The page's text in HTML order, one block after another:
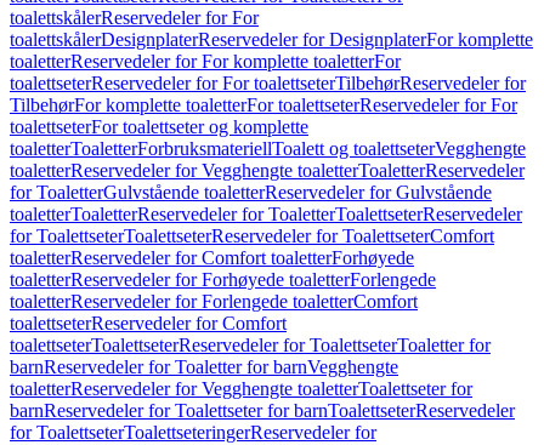
toalettskålerReservedeler for For
toalettskålerDesignplaterReservedeler for DesignplaterFor komplette
toaletterReservedeler for For komplette toaletterFor
toalettseterReservedeler for For toalettseterTilbehørReservedeler for
TilbehørFor komplette toaletterFor toalettseterReservedeler for For
toalettseterFor toalettseter og komplette
toaletterToaletterForbruksmateriellToalett og toalettseterVegghengte
toaletterReservedeler for Vegghengte toaletterToaletterReservedeler
for ToaletterGulvstående toaletterReservedeler for Gulvstående
toaletterToaletterReservedeler for ToaletterToalettseterReservedeler
for ToalettseterToalettseterReservedeler for ToalettseterComfort
toaletterReservedeler for Comfort toaletterForhøyede
toaletterReservedeler for Forhøyede toaletterForlengede
toaletterReservedeler for Forlengede toaletterComfort
toalettseterReservedeler for Comfort
toalettseterToalettseterReservedeler for ToalettseterToaletter for
barnReservedeler for Toaletter for barnVegghengte
toaletterReservedeler for Vegghengte toaletterToalettseter for
barnReservedeler for Toalettseter for barnToalettseterReservedeler
for ToalettseterToalettseteringerReservedeler for